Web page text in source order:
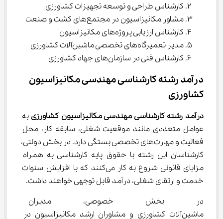
کارشناس طراحی و توسعه تجهیزات کشاورزی
مشاور مکانیزاسیون در مجتمع‌های کشت و صنعت
کارشناس ارزیابی پروژه‌های مکانیزاسیون
مدیر تعمیرگاه‌های تخصصی ماشین‌آلات کشاورزی
کارشناس فنی در سازمان‌های جهاد کشاورزی
درآمد رشته کارشناسی مهندسی مکانیزاسیون
کشاورزی
درآمد رشته کارشناسی مهندسی مکانیزاسیون کشاورزی به
عوامل متعددی مانند موقعیت شغلی، سابقه کار، محل
فعالیت و مهارت‌های تخصصی بستگی دارد. در بخش دولتی،
کارشناسان این رشته با حقوق پایه کارشناسی به همراه
مزایای قانونی شروع به کار می‌کنند که با افزایش سنوات
خدمت و ارتقای شغلی، درآمد قابل توجهی خواهند داشت.
در بخش خصوصی، مدیران فنی
ماشین‌آلات کشاورزی و مشاوران ارشد مکانیزاسیون در